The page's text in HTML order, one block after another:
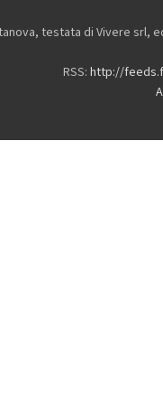
testata di Vivere srl,
RSS: http://